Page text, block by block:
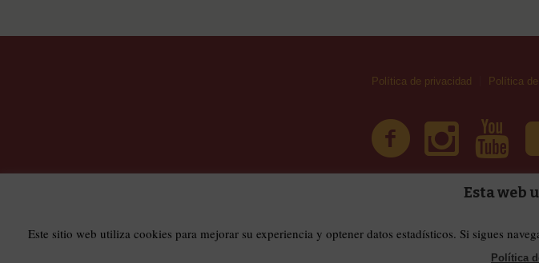
Política de privacidad Política
Esta web
Este sitio web utiliza cookies para mejorar su experiencia y optener datos estadísticos. Si sigues
Política